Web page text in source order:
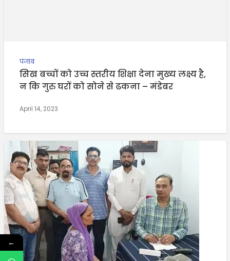
पंजाब
सिख बच्चों को उच्च स्तरीय शिक्षा देना मुख्य लक्ष्य है,
न कि गुरु घरों को सोने से ढकना – मंडेबर
April 14, 2023
←